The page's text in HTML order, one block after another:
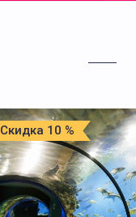
Скидка 10 %